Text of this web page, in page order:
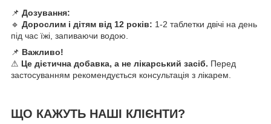
📌 Дозування:
🔹 Дорослим і дітям від 12 років: 1-2 таблетки двічі на день
під час їжі, запиваючи водою.
📌 Важливо!
⚠ Це дієтична добавка, а не лікарський засіб. Перед
застосуванням рекомендується консультація з лікарем.
ЩО КАЖУТЬ НАШІ КЛІЄНТИ?